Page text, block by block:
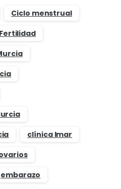
Ciclo menstrual
clínica Imar
embarazo